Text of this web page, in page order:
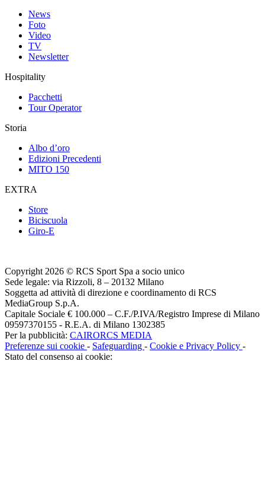
News
Foto
Video
TV
Newsletter
Hospitality
Pacchetti
Tour Operator
Storia
Albo d’oro
Edizioni Precedenti
MITO 150
EXTRA
Store
Biciscuola
Giro-E
Copyright 2026 © RCS Sport Spa a socio unico
Sede legale: via Rizzoli, 8 – 20132 Milano
Soggetta ad attività di direzione e coordinamento di RCS
MediaGroup S.p.A.
Capitale Sociale € 100.000 – C.F./P.IVA/Registro Imprese di Milano
09597370155 - R.E.A. di Milano 1302385
Per la pubblicità: CAIRORCS MEDIA
Preferenze sui cookie - Safeguarding - Cookie e Privacy Policy -
Stato del consenso ai cookie: